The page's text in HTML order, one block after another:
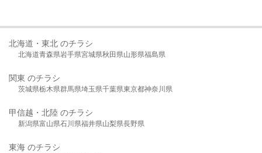
北海道・東北 のチラシ
北海道青森県岩手県宮城県秋田県山形県福島県
関東 のチラシ
茨城県栃木県群馬県埼玉県千葉県東京都神奈川県
甲信越・北陸 のチラシ
新潟県富山県石川県福井県山梨県長野県
東海 のチラシ